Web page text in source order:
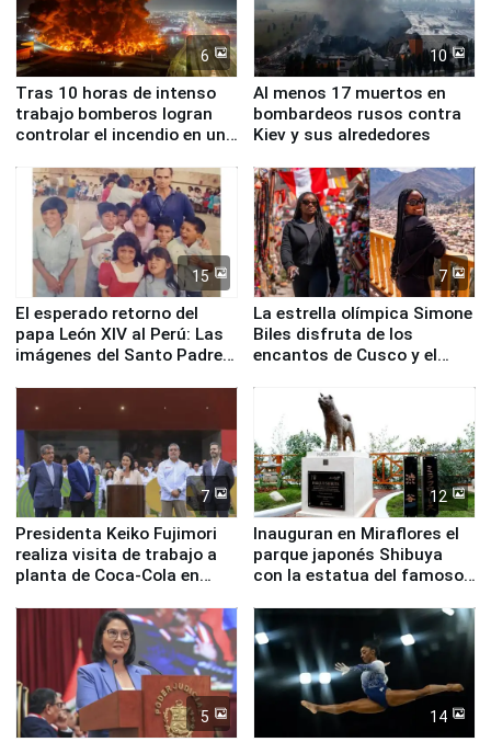
6
Tras 10 horas de intenso
trabajo bomberos logran
controlar el incendio en una
de Chile
10
Al menos 17 muertos en
bombardeos rusos contra
Kiev y sus alrededores
15
El esperado retorno del
papa León XIV al Perú: Las
imágenes del Santo Padre
7
La estrella olímpica Simone
Biles disfruta de los
encantos de Cusco y el
7
Presidenta Keiko Fujimori
realiza visita de trabajo a
planta de Coca-Cola en
12
Inauguran en Miraflores el
parque japonés Shibuya
con la estatua del famoso
5 14